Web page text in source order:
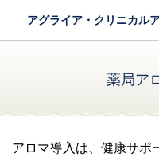
アグライア・クリニカル
薬局ア
アロマ導入は、健康サポ